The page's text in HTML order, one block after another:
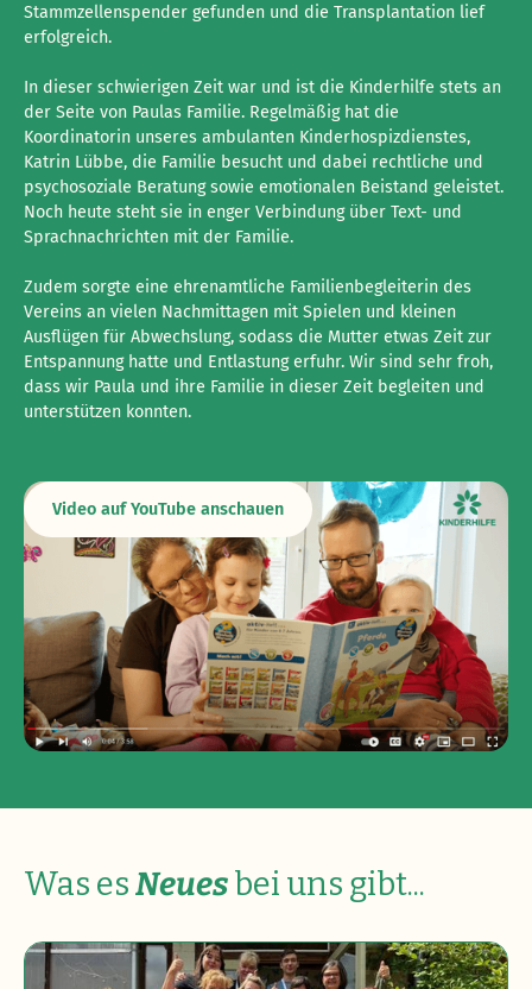
Stammzellenspender gefunden und die Transplantation lief
erfolgreich.
In dieser schwierigen Zeit war und ist die Kinderhilfe stets an
der Seite von Paulas Familie. Regelmäßig hat die
Koordinatorin unseres ambulanten Kinderhospizdienstes,
Katrin Lübbe, die Familie besucht und dabei rechtliche und
psychosoziale Beratung sowie emotionalen Beistand geleistet.
Noch heute steht sie in enger Verbindung über Text- und
Sprachnachrichten mit der Familie.
Zudem sorgte eine ehrenamtliche Familienbegleiterin des
Vereins an vielen Nachmittagen mit Spielen und kleinen
Ausflügen für Abwechslung, sodass die Mutter etwas Zeit zur
Entspannung hatte und Entlastung erfuhr. Wir sind sehr froh,
dass wir Paula und ihre Familie in dieser Zeit begleiten und
unterstützen konnten.
Video auf YouTube anschauen
Was esNeuesbei uns gibt...